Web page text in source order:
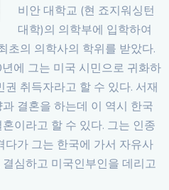
비안 대학교 (현 죠지워싱턴
대학)의 의학부에 입학하여
초의 의학사의 학위를 받았다.
에 그는 미국 시민으로 귀화하
취득자라고 할 수 있다. 서재
결혼을 하는데 이 역시 한국
이라고 할 수 있다. 그는 인종
가 그는 한국에 가서 자유사
심하고 미국인부인을 데리고